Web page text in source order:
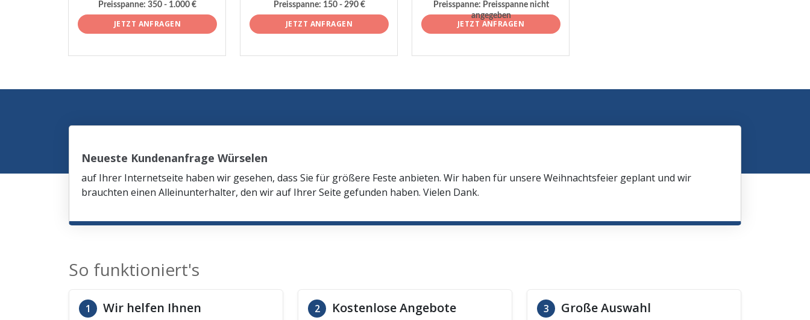
Preisspanne: 350 - 1.000 €
JETZT ANFRAGEN
Preisspanne: 150 - 290 €
JETZT ANFRAGEN
Preisspanne: Preisspanne nicht
angegeben
JETZT ANFRAGEN
Neueste Kundenanfrage Würselen
auf Ihrer Internetseite haben wir gesehen, dass Sie für größere Feste anbieten. Wir haben für unsere Weihnachtsfeier geplant und wir
brauchten einen Alleinunterhalter, den wir auf Ihrer Seite gefunden haben. Vielen Dank.
So funktioniert's
1 Wir helfen Ihnen 2 Kostenlose Angebote 3 Große Auswahl